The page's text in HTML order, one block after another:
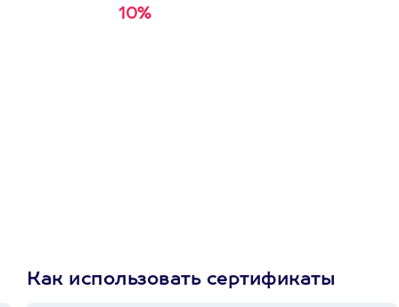
10%
Как использовать сертификаты